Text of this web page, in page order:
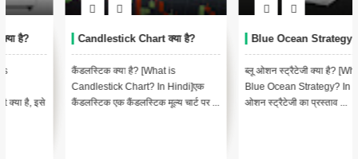
Candlestick Chart क्या है?
कैंडलस्टिक क्या है? [What is
Candlestick Chart? In Hindi]एक
कैंडलस्टिक एक कैंडलस्टिक मूल्य चार्ट पर ...
Blue Ocean Strategy क्या है?
ब्लू ओशन स्ट्रैटेजी क्या है? [What is
Blue Ocean Strategy? In Hindi]ब्लू
ओशन स्ट्रैटेजी का प्रस्ताव ...